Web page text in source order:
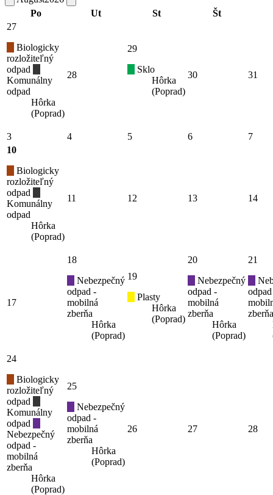
Po
Ut St Št
27
Biologicky
rozložiteľný
odpad
Komunálny
odpad
Hôrka
(Poprad)
28
29
Sklo
Hôrka
(Poprad)
30 31
3 4 5 6
7
10
Biologicky
rozložiteľný
odpad
Komunálny
odpad
Hôrka
(Poprad)
11 12 13 14
17
18
Nebezpečný
odpad -
mobilná
zberňa
Hôrka
(Poprad)
19
Plasty
Hôrka
(Poprad)
20
Nebezpečný
odpad -
mobilná
zberňa
Hôrka
(Poprad)
21
zberňa
24
Biologicky
rozložiteľný
odpad
Komunálny
odpad
Nebezpečný
odpad -
mobilná
zberňa
Hôrka
(Poprad)
25
Nebezpečný
odpad -
mobilná
zberňa
Hôrka
(Poprad)
26 27 28